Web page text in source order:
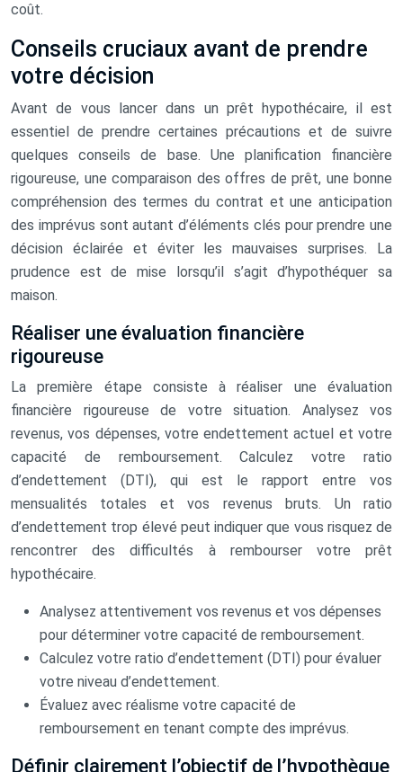
coût.
Conseils cruciaux avant de prendre
votre décision
Avant de vous lancer dans un prêt hypothécaire, il est
essentiel de prendre certaines précautions et de suivre
quelques conseils de base. Une planification financière
rigoureuse, une comparaison des offres de prêt, une bonne
compréhension des termes du contrat et une anticipation
des imprévus sont autant d’éléments clés pour prendre une
décision éclairée et éviter les mauvaises surprises. La
prudence est de mise lorsqu’il s’agit d’hypothéquer sa
maison.
Réaliser une évaluation financière
rigoureuse
La première étape consiste à réaliser une évaluation
financière rigoureuse de votre situation. Analysez vos
revenus, vos dépenses, votre endettement actuel et votre
capacité de remboursement. Calculez votre ratio
d’endettement (DTI), qui est le rapport entre vos
mensualités totales et vos revenus bruts. Un ratio
d’endettement trop élevé peut indiquer que vous risquez de
rencontrer des difficultés à rembourser votre prêt
hypothécaire.
Analysez attentivement vos revenus et vos dépenses
pour déterminer votre capacité de remboursement.
Calculez votre ratio d’endettement (DTI) pour évaluer
votre niveau d’endettement.
Évaluez avec réalisme votre capacité de
remboursement en tenant compte des imprévus.
Définir clairement l’objectif de l’hypothèque